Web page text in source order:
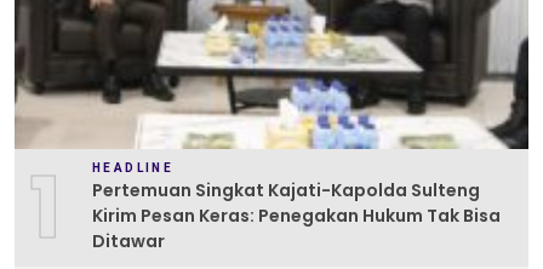
1 HEADLINE
Pertemuan Singkat Kajati-Kapolda Sulteng
Kirim Pesan Keras: Penegakan Hukum Tak Bisa
Ditawar